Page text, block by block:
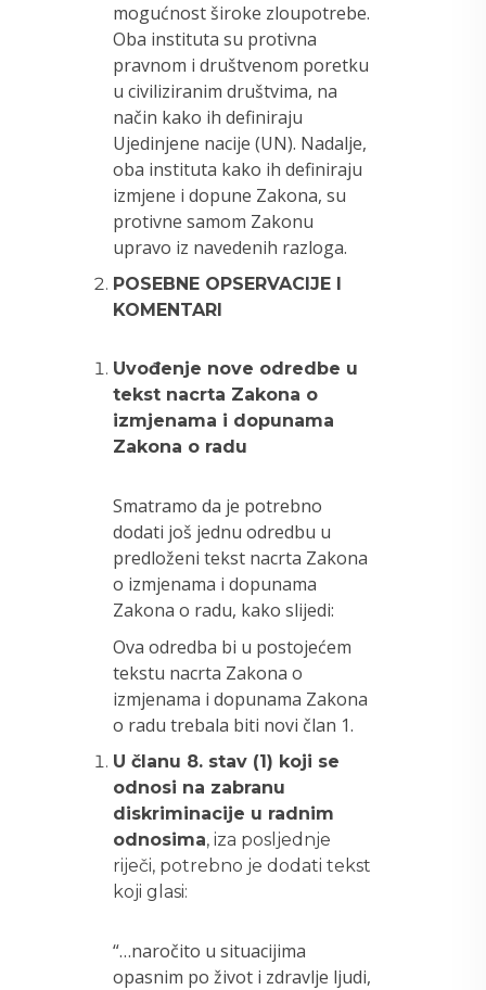
mogućnost široke zloupotrebe.
Oba instituta su protivna
pravnom i društvenom poretku
u civiliziranim društvima, na
način kako ih definiraju
Ujedinjene nacije (UN). Nadalje,
oba instituta kako ih definiraju
izmjene i dopune Zakona, su
protivne samom Zakonu
upravo iz navedenih razloga.
POSEBNE OPSERVACIJE I
KOMENTARI
Uvođenje nove odredbe u
tekst nacrta Zakona o
izmjenama i dopunama
Zakona o radu
Smatramo da je potrebno
dodati još jednu odredbu u
predloženi tekst nacrta Zakona
o izmjenama i dopunama
Zakona o radu, kako slijedi:
Ova odredba bi u postojećem
tekstu nacrta Zakona o
izmjenama i dopunama Zakona
o radu trebala biti novi član 1.
U članu 8. stav (1) koji se
odnosi na zabranu
diskriminacije u radnim
odnosima, iza posljednje
riječi, potrebno je dodati tekst
koji glasi:
“…naročito u situacijima
opasnim po život i zdravlje ljudi,